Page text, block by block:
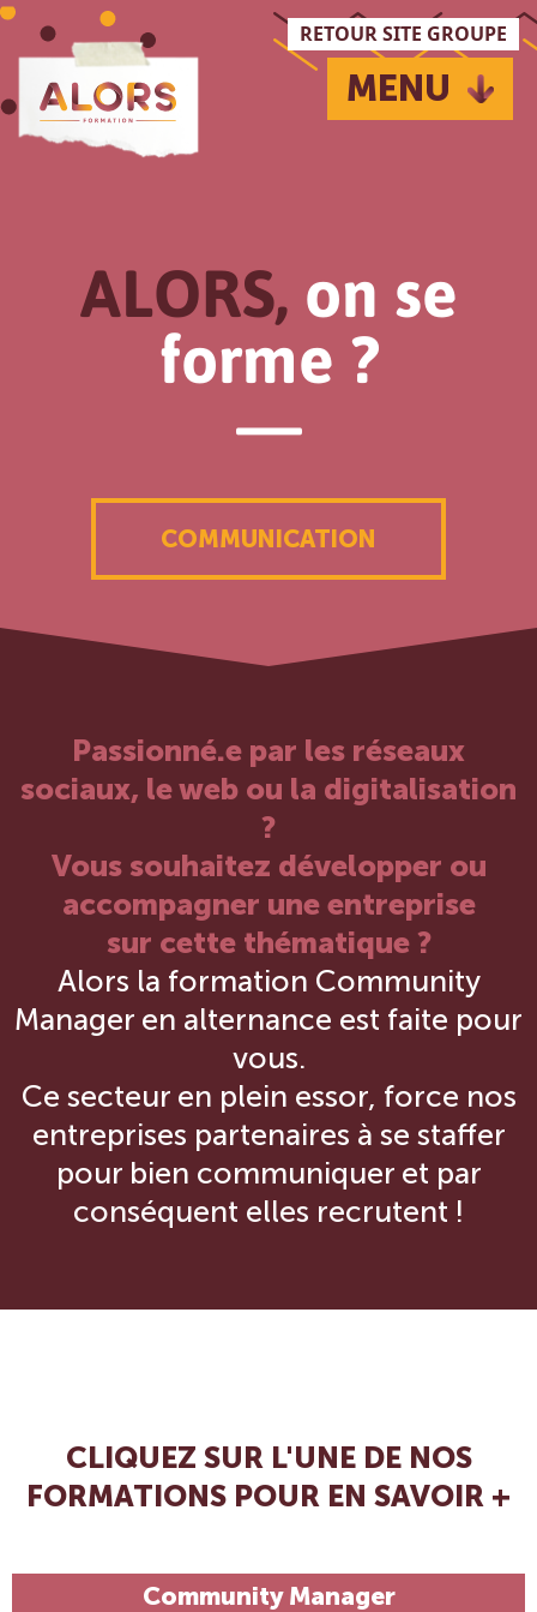
Passer au contenu principal
MENU
RETOUR SITE GROUPE
ALORS, on se
forme ?
—
COMMUNICATION
Passionné.e par les réseaux
sociaux, le web ou la digitalisation
?
Vous souhaitez développer ou
accompagner une entreprise
sur cette thématique ?
Alors la formation Community
Manager en alternance est faite pour
vous.
Ce secteur en plein essor, force nos
entreprises partenaires à se staffer
pour bien communiquer et par
conséquent elles recrutent !
CLIQUEZ SUR L'UNE DE NOS
FORMATIONS POUR EN SAVOIR +
Community Manager